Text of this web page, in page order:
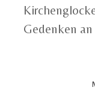
Gedenken